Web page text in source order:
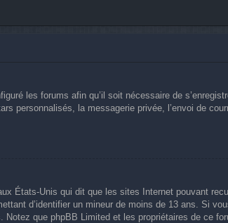
les forums afin qu’il soit nécessaire de
personnalisés, la messagerie privée, l’envoi de
États-Unis qui dit que les sites Internet pouvant
d’identifier un mineur de moins de 13 ans. Si
que phpBB Limited et les propriétaires de ce